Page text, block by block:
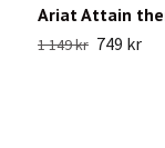
Ariat Attain
1 149 kr 749 kr